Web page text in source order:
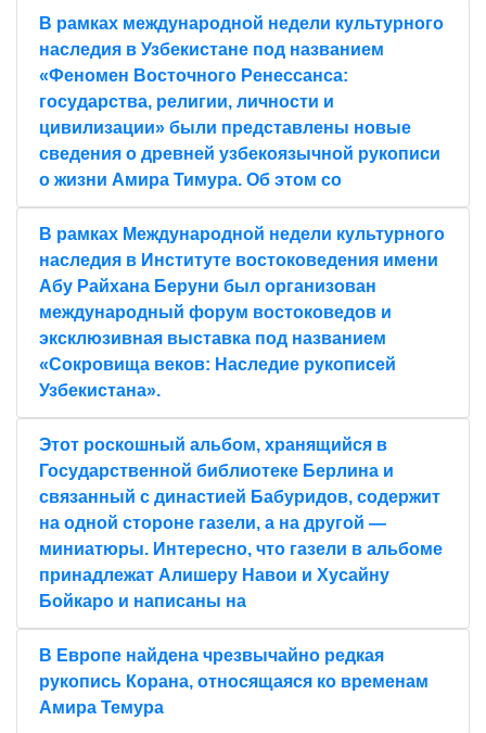
В рамках международной недели культурного
наследия в Узбекистане под названием
«Феномен Восточного Ренессанса:
государства, религии, личности и
цивилизации» были представлены новые
сведения о древней узбекоязычной рукописи
о жизни Амира Тимура. Об этом со
В рамках Международной недели культурного
наследия в Институте востоковедения имени
Абу Райхана Беруни был организован
международный форум востоковедов и
эксклюзивная выставка под названием
«Сокровища веков: Наследие рукописей
Узбекистана».
Этот роскошный альбом, хранящийся в
Государственной библиотеке Берлина и
связанный с династией Бабуридов, содержит
на одной стороне газели, а на другой —
миниатюры. Интересно, что газели в альбоме
принадлежат Алишеру Навои и Хусайну
Бойкаро и написаны на
В Европе найдена чрезвычайно редкая
рукопись Корана, относящаяся ко временам
Амира Темура